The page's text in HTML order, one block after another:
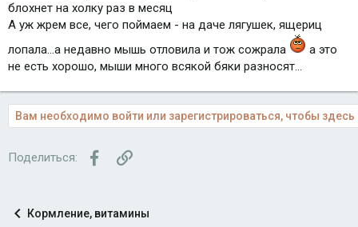
блохнет на холку раз в месяц
А уж жрем все, чего поймаем - на даче лягушек, ящериц
лопала...а недавно мышь отловила и тож сожрала
а это
не есть хорошо, мыши много всякой бяки разносят...
Вам необходимо войти или зарегистрироваться, чтобы здесь
Поделиться: FacebookСсылка
Кормление, витамины